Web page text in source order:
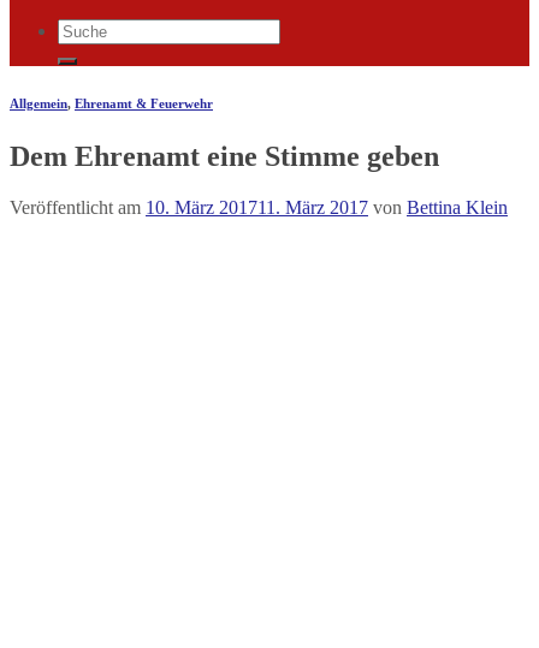
Allgemein, Ehrenamt & Feuerwehr
Dem Ehrenamt eine Stimme geben
Veröffentlicht am 10. März 201711. März 2017 von Bettina Klein